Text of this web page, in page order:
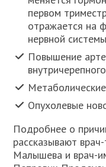
первом
отражается на
нервной
Повышение
Опухолевые
Подробнее о
рассказывают
Малышева и врач-